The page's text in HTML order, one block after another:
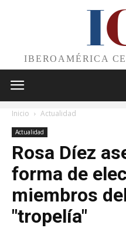
I
IBEROAMÉRICA
Inicio Actualidad
Actualidad
Rosa Díez
forma de
miembros
"tropelía"